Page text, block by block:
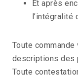
Et après
l’intégralité
Toute
descriptions des
Toute